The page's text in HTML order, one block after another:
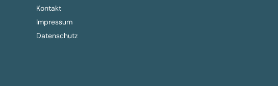
Kontakt
Impressum
Datenschutz